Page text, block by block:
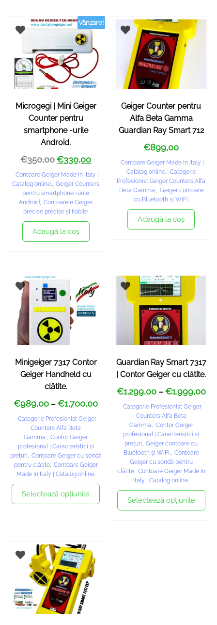
Vânzare!
Microgegi | Mini Geiger
Counter pentru
smartphone -urile
Android.
€350,00€330,00
Contoare Geiger Made In Italy |
Catalog online., Geiger Counters
pentru smartphone -urile
Android, Contoarele Geiger
precise precise și fiabile.
Adaugă la coş
Geiger Counter pentru
Alfa Beta Gamma
Guardian Ray Smart 712
€899,00
Contoare Geiger Made In Italy |
Catalog online., Categorie
Profesionist Geiger Counters Alfa
Beta Gamma., Geiger contoare
cu Bluetooth și WiFi.
Adaugă la coş
Minigeiger 7317 Contor
Geiger Handheld cu
clătite.
€989,00 – €1.700,00
Categorie Profesionist Geiger
Counters Alfa Beta
Gamma., Contor Geiger
profesional | Caracteristici și
prețuri, Contoare Geiger cu sondă
pentru clătite, Contoare Geiger
Made In Italy | Catalog online.
Selectează opțiunile
Guardian Ray Smart 7317
| Contor Geiger cu clătite.
€1.299,00 – €1.999,00
Categorie Profesionist Geiger
Counters Alfa Beta
Gamma., Contor Geiger
profesional | Caracteristici și
prețuri, Geiger contoare cu
Bluetooth și WiFi., Contoare
Geiger cu sondă pentru
clătite, Contoare Geiger Made In
Italy | Catalog online.
Selectează opțiunile